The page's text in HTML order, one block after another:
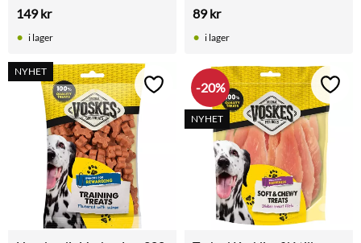
hundar. Mått: 12,8 cm.
149kr
i lager
89kr
i lager
NYHET
Lägg till i favoriter
20%
NYHET
Lägg